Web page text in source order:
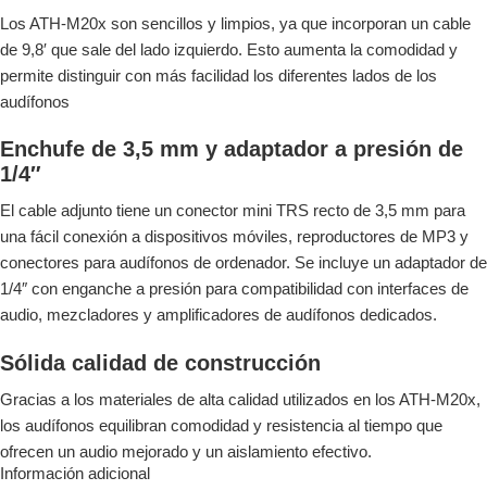
Los ATH-M20x son sencillos y limpios, ya que incorporan un cable
de 9,8′ que sale del lado izquierdo. Esto aumenta la comodidad y
permite distinguir con más facilidad los diferentes lados de los
audífonos
Enchufe de 3,5 mm y adaptador a presión de
1/4″
El cable adjunto tiene un conector mini TRS recto de 3,5 mm para
una fácil conexión a dispositivos móviles, reproductores de MP3 y
conectores para audífonos de ordenador. Se incluye un adaptador de
1/4″ con enganche a presión para compatibilidad con interfaces de
audio, mezcladores y amplificadores de audífonos dedicados.
Sólida calidad de construcción
Gracias a los materiales de alta calidad utilizados en los ATH-M20x,
los audífonos equilibran comodidad y resistencia al tiempo que
ofrecen un audio mejorado y un aislamiento efectivo.
Información adicional